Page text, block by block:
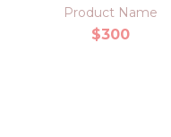
Product Name
$300